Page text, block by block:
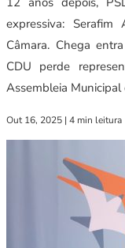
expressiva:
Câmara. Chega
CDU perde
Assembleia Municipal
Out 16, 2025 | 4 min leitura